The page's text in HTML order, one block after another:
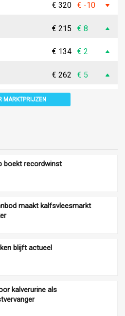
€ 320 € -10
€ 215 € 8
€ 134 € 2
€ 262 € 5
MARKTPRIJZEN
boekt recordwinst
maakt kalfsvleesmarkt
blijft actueel
kalverurine als